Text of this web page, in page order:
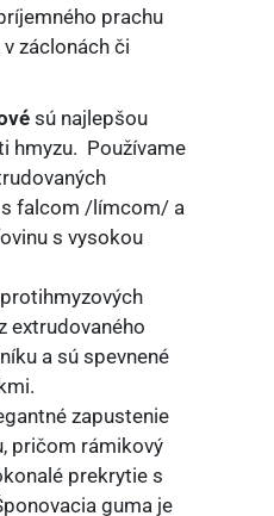
prachu
záclonách či
sú najlepšou
hmyzu. Používame
falcom /límcom/ a
s vysokou
extrudovaného
a sú spevnené
zapustenie
pričom rámikový
prekrytie s
guma je